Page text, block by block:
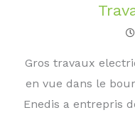
Gros travaux
en vue dans le
Enedis a entrepris